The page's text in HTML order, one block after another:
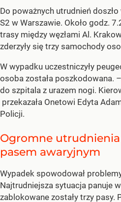
Do poważnych utrudnień
S2 w Warszawie. Około godz.
trasy między węzłami Al.
zderzyły się trzy samochody
W wypadku uczestniczyły
osoba została poszkodowana.
do szpitala z urazem nogi.
przekazała Onetowi Edyta
Policji.
Ogromne utrudnienia
pasem awaryjnym
Wypadek spowodował
Najtrudniejsza sytuacja panuje
zablokowane zostały trzy pasy.